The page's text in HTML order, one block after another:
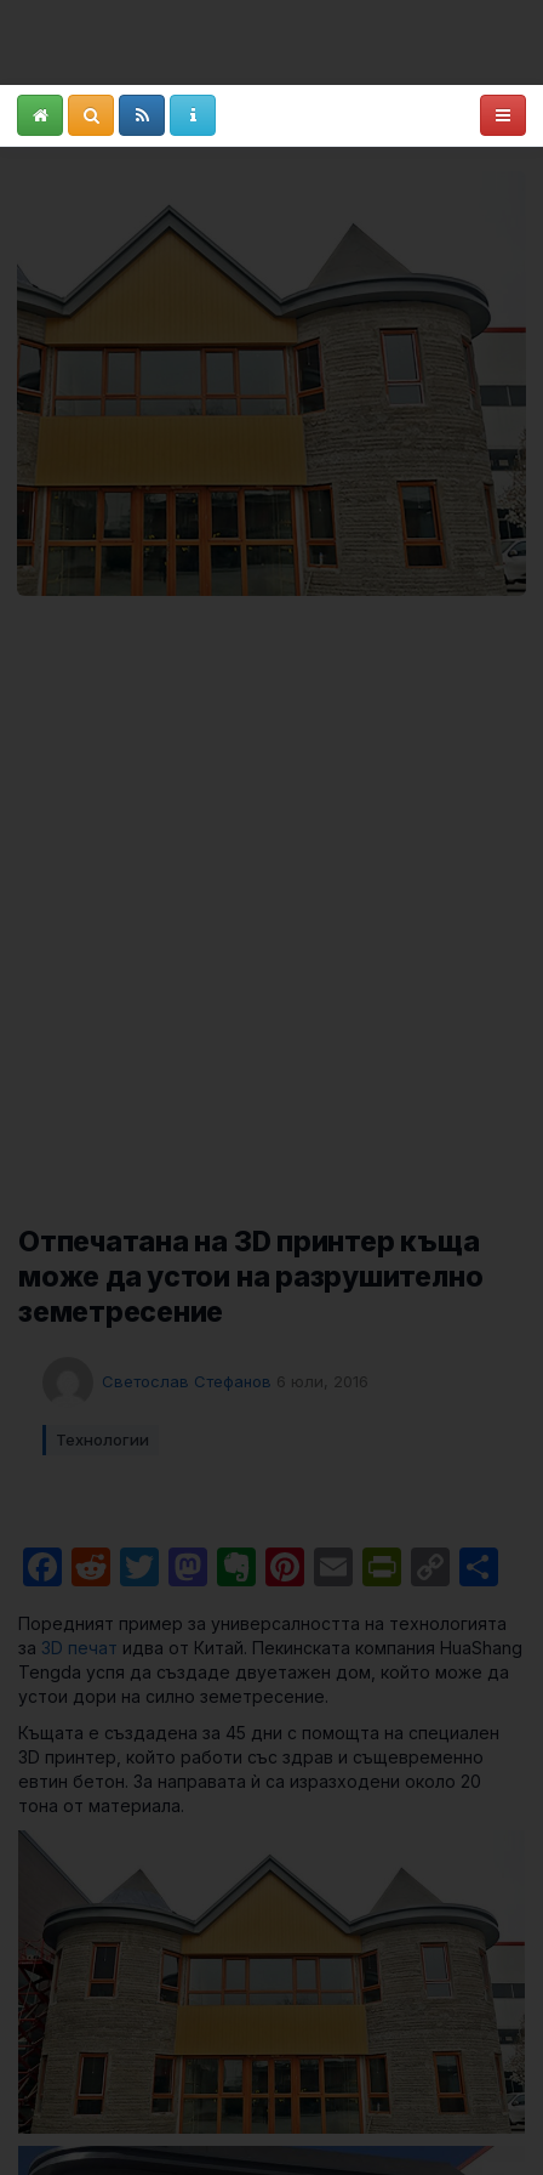
Отпечатана на 3D принтер къща
може да устои на разрушително
земетресение
Светослав Стефанов 6 юли, 2016
Технологии
Facebook
RedditTwitter
Mastodon
Evernote
Pinterest
Email
Поредният пример за универсалността на технологията
за 3D печат идва от Китай. Пекинската компания HuaShang
Tengda успя да създаде двуетажен дом, който може да
устои дори на силно земетресение.
Къщата е създадена за 45 дни с помощта на специален
3D принтер, който работи със здрав и същевременно
евтин бетон. За направата ѝ са изразходени около 20
тона от материала.